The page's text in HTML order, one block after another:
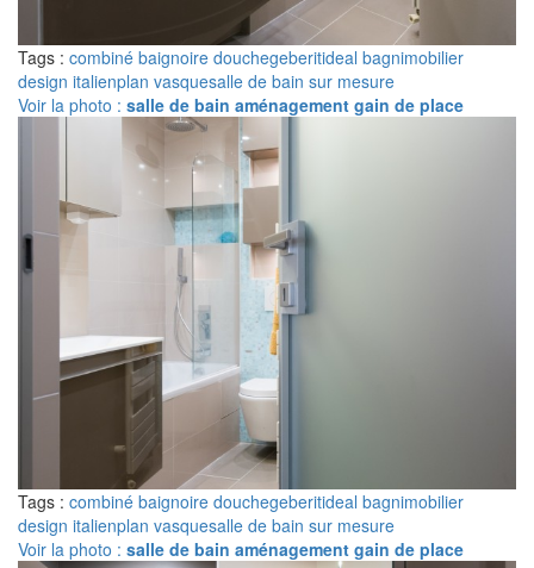
Tags : combiné baignoire douchegeberitideal bagnimobilier
design italienplan vasquesalle de bain sur mesure
Voir la photo : salle de bain aménagement gain de place
Tags : combiné baignoire douchegeberitideal bagnimobilier
design italienplan vasquesalle de bain sur mesure
Voir la photo : salle de bain aménagement gain de place